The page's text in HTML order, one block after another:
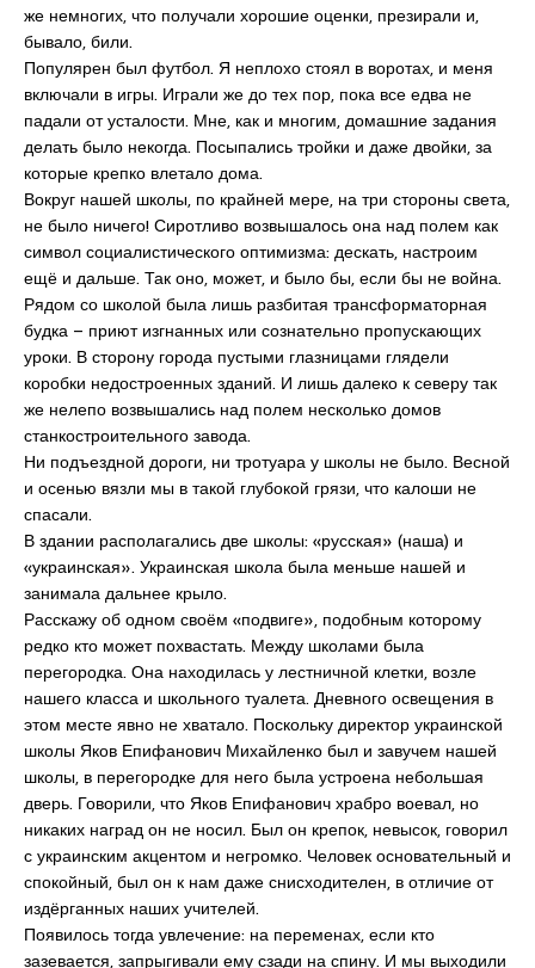
же немногих, что получали хорошие оценки, презирали и,
бывало, били.
Популярен был футбол. Я неплохо стоял в воротах, и меня
включали в игры. Играли же до тех пор, пока все едва не
падали от усталости. Мне, как и многим, домашние задания
делать было некогда. Посыпались тройки и даже двойки, за
которые крепко влетало дома.
Вокруг нашей школы, по крайней мере, на три стороны света,
не было ничего! Сиротливо возвышалось она над полем как
символ социалистического оптимизма: дескать, настроим
ещё и дальше. Так оно, может, и было бы, если бы не война.
Рядом со школой была лишь разбитая трансформаторная
будка – приют изгнанных или сознательно пропускающих
уроки. В сторону города пустыми глазницами глядели
коробки недостроенных зданий. И лишь далеко к северу так
же нелепо возвышались над полем несколько домов
станкостроительного завода.
Ни подъездной дороги, ни тротуара у школы не было. Весной
и осенью вязли мы в такой глубокой грязи, что калоши не
спасали.
В здании располагались две школы: «русская» (наша) и
«украинская». Украинская школа была меньше нашей и
занимала дальнее крыло.
Расскажу об одном своём «подвиге», подобным которому
редко кто может похвастать. Между школами была
перегородка. Она находилась у лестничной клетки, возле
нашего класса и школьного туалета. Дневного освещения в
этом месте явно не хватало. Поскольку директор украинской
школы Яков Епифанович Михайленко был и завучем нашей
школы, в перегородке для него была устроена небольшая
дверь. Говорили, что Яков Епифанович храбро воевал, но
никаких наград он не носил. Был он крепок, невысок, говорил
с украинским акцентом и негромко. Человек основательный и
спокойный, был он к нам даже снисходителен, в отличие от
издёрганных наших учителей.
Появилось тогда увлечение: на переменах, если кто
зазевается, запрыгивали ему сзади на спину. И мы выходили